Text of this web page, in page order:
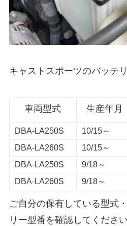
キャストスポーツのバッテ
車両型式 生産年月
DBA-LA250S 10/15～
DBA-LA260S
10/15～
DBA-LA250S
9/18～
DBA-LA260S
9/18～
ご自分の保有している型式
リー型番を確認してください